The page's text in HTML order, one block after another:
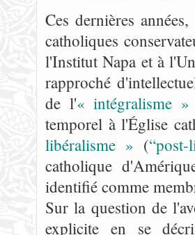
Ces dernières
catholiques
l'Institut Napa et à
rapproché
de l'« intégralisme »
temporel à l'Église
libéralisme » (“post-
catholique
identifié comme
Sur la question de
explicite en se